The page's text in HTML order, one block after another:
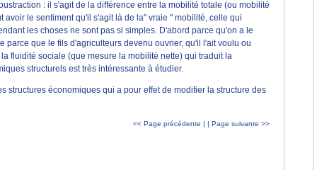
: il s'agit de la différence entre la mobilité totale (ou mobilité
le sentiment qu'il s'agit là de la" vraie " mobilité, celle qui
les choses ne sont pas si simples. D'abord parce qu'on a le
que le fils d'agriculteurs devenu ouvrier, qu'il l'ait voulu ou
fluidité sociale (que mesure la mobilité nette) qui traduit la
structurels est très intéressante à étudier.
économiques qui a pour effet de modifier la structure des
<< Page précédente | | Page suivante >>